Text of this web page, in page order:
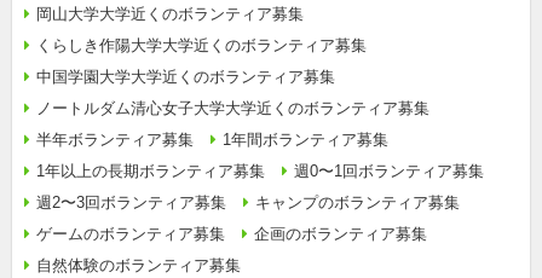
岡山大学大学近くのボランティア募集
くらしき作陽大学大学近くのボランティア募集
中国学園大学大学近くのボランティア募集
ノートルダム清心女子大学大学近くのボランティア募集
半年ボランティア募集
1年間ボランティア募集
1年以上の長期ボランティア募集
週0〜1回ボランティア募集
週2〜3回ボランティア募集
キャンプのボランティア募集
ゲームのボランティア募集
企画のボランティア募集
自然体験のボランティア募集